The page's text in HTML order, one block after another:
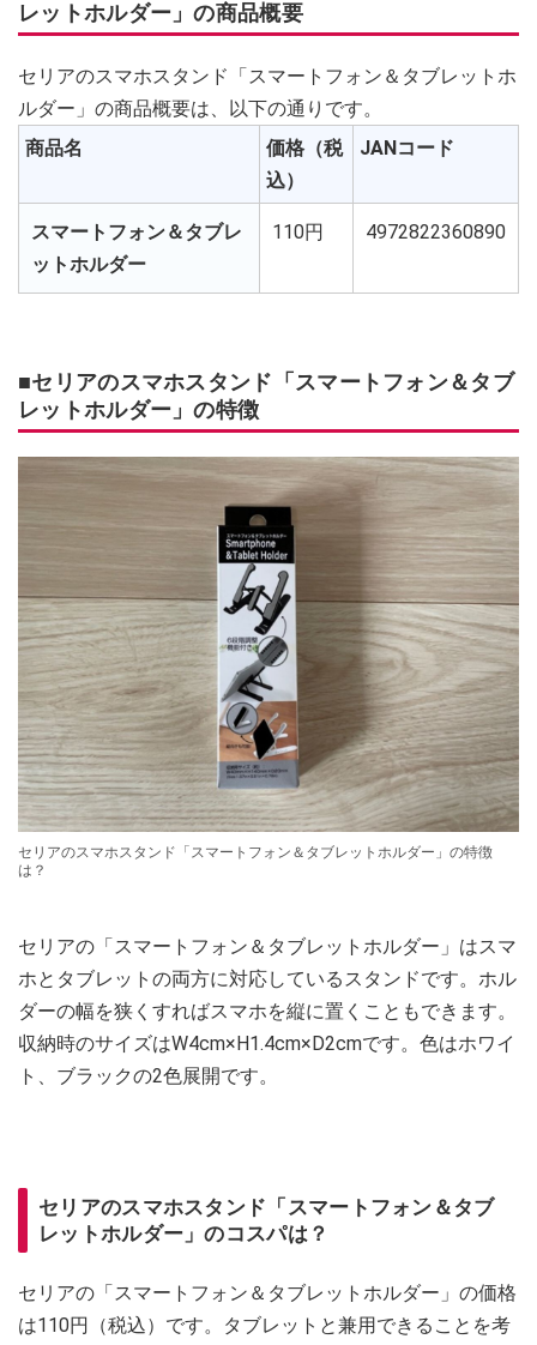
レットホルダー」の商品概要
セリアのスマホスタンド「スマートフォン＆タブレットホ
ルダー」の商品概要は、以下の通りです。
商品名
価格（税
込）
JANコード
スマートフォン＆タブレ
ットホルダー
110円 4972822360890
■セリアのスマホスタンド「スマートフォン＆タブ
レットホルダー」の特徴
セリアのスマホスタンド「スマートフォン＆タブレットホルダー」の特徴
は？
セリアの「スマートフォン＆タブレットホルダー」はスマ
ホとタブレットの両方に対応しているスタンドです。ホル
ダーの幅を狭くすればスマホを縦に置くこともできます。
収納時のサイズはW4cm×H1.4cm×D2cmです。色はホワイ
ト、ブラックの2色展開です。
セリアのスマホスタンド「スマートフォン＆タブ
レットホルダー」のコスパは？
セリアの「スマートフォン＆タブレットホルダー」の価格
は110円（税込）です。タブレットと兼用できることを考